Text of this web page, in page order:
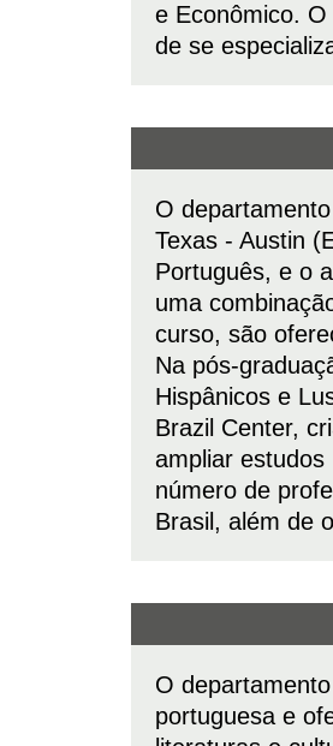
e Econômico.
de se
O
Texas - Austin
Português, e o
uma
curso, são
Na pós-
Hispânicos e
Brazil Center,
ampliar
número de
Brasil, além de
O
portuguesa e